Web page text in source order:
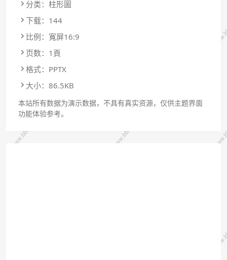
分类：柱形圖
下载：144
比例：寬屏16:9
页数：1頁
格式：PPTX
大小：86.5KB
本站所有数据为演示数据，不具有真实资源，仅供主题界面
功能体验参考。